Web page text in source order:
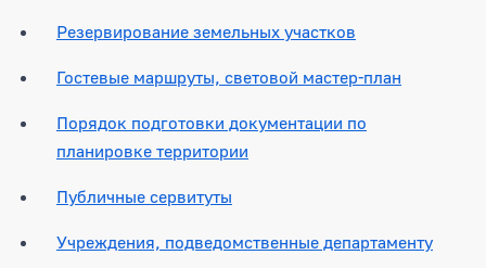
Резервирование земельных участков
Гостевые маршруты, световой мастер-план
Порядок подготовки документации по
планировке территории
Публичные сервитуты
Учреждения, подведомственные департаменту